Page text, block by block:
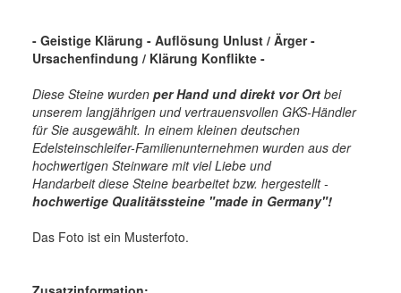
- Geistige Klärung - Auflösung Unlust / Ärger -
Ursachenfindung / Klärung Konflikte -
Diese Steine wurden per Hand und direkt vor Ort bei
unserem langjährigen und vertrauensvollen GKS-Händler
für Sie ausgewählt. In einem kleinen deutschen
Edelsteinschleifer-Familienunternehmen wurden aus der
hochwertigen Steinware mit viel Liebe und
Handarbeit diese Steine bearbeitet bzw. hergestellt -
hochwertige Qualitätssteine "made in Germany"!
Das Foto ist ein Musterfoto.